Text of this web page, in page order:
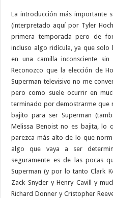
La introducción más importante
(interpretado aquí por Tyler
primera temporada pero de
incluso algo ridícula, ya que
en una camilla inconsciente
Reconozco que la elección de
Superman televisivo no me
pero como suele ocurrir en
terminado por demostrarme que
bajito para ser Superman
Melissa Benoist no es bajita, lo
parezca más alto de lo que
algo que vaya a ser
seguramente es de las pocas
Superman (y por lo tanto Clark
Zack Snyder y Henry Cavill y
Richard Donner y Cristopher